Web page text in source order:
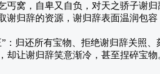
丐窝，自卑又自负，对天之骄子谢归
谢归辞的资源，谢归辞表面温润包容
：归还所有宝物、拒绝谢归辞关照、
却让谢归辞笑意渐冷，甚至捏碎宝物